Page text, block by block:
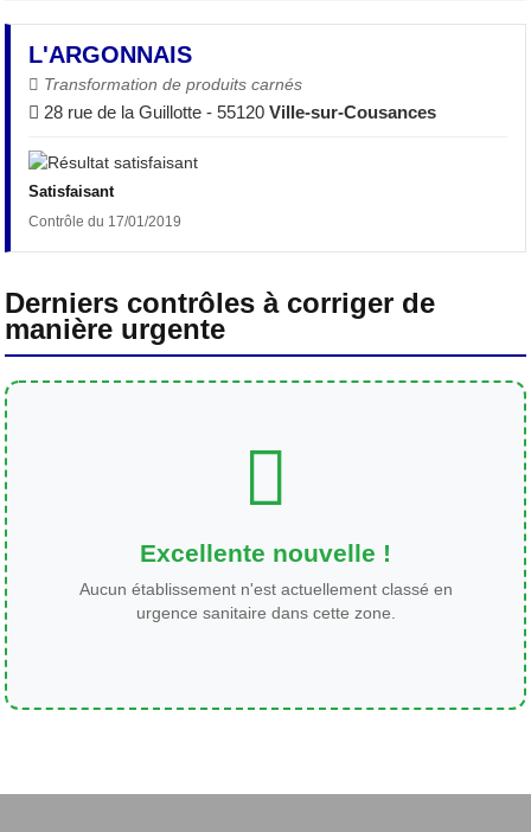
L'ARGONNAIS
Transformation de produits carnés
28 rue de la Guillotte - 55120Ville-sur-Cousances
Satisfaisant
Contrôle du 17/01/2019
Derniers contrôles à corriger de
manière urgente
Excellente nouvelle !
Aucun établissement n'est actuellement classé en
urgence sanitaire dans cette zone.